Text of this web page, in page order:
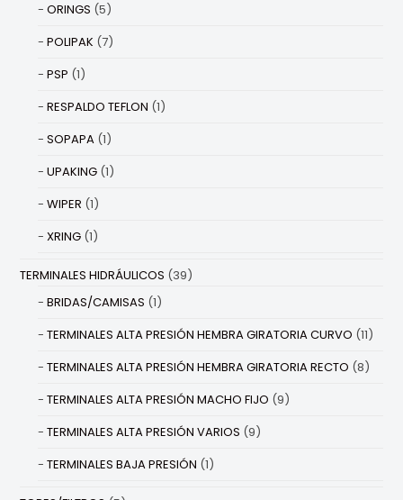
ORINGS (5)
POLIPAK (7)
PSP (1)
RESPALDO TEFLON (1)
SOPAPA (1)
UPAKING (1)
WIPER (1)
XRING (1)
TERMINALES HIDRÁULICOS (39)
BRIDAS/CAMISAS (1)
TERMINALES ALTA PRESIÓN HEMBRA GIRATORIA CURVO (11)
TERMINALES ALTA PRESIÓN HEMBRA GIRATORIA RECTO (8)
TERMINALES ALTA PRESIÓN MACHO FIJO (9)
TERMINALES ALTA PRESIÓN VARIOS (9)
TERMINALES BAJA PRESIÓN (1)